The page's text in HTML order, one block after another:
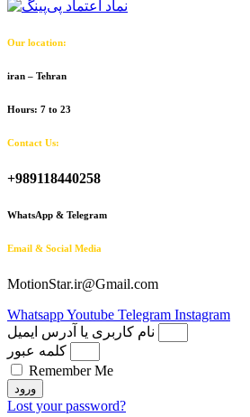
Our location:
iran – Tehran
Hours: 7 to 23
Contact Us:
+989118440258
WhatsApp & Telegram
Email & Social Media
MotionStar.ir@Gmail.com
WhatsappYoutube Telegram Instagram
نام کاربری یا آدرس ایمیل
کلمه عبور
Remember Me
ورود
Lost your password?